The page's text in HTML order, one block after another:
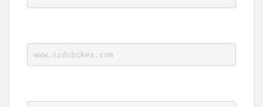
www.sidsbikes.com